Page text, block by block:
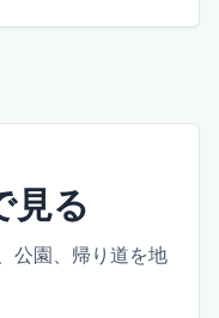
見る
公園、帰り道を地